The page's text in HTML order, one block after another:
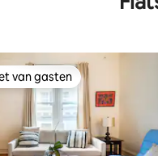
van gasten
van gasten